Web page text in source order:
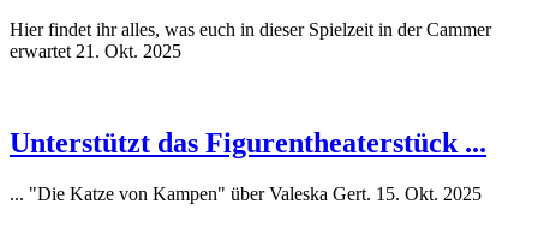
Hier findet ihr alles, was euch in dieser Spielzeit in der Cammer
erwartet 21. Okt. 2025
Unterstützt das Figurentheaterstück ...
... "Die Katze von Kampen" über Valeska Gert. 15. Okt. 2025